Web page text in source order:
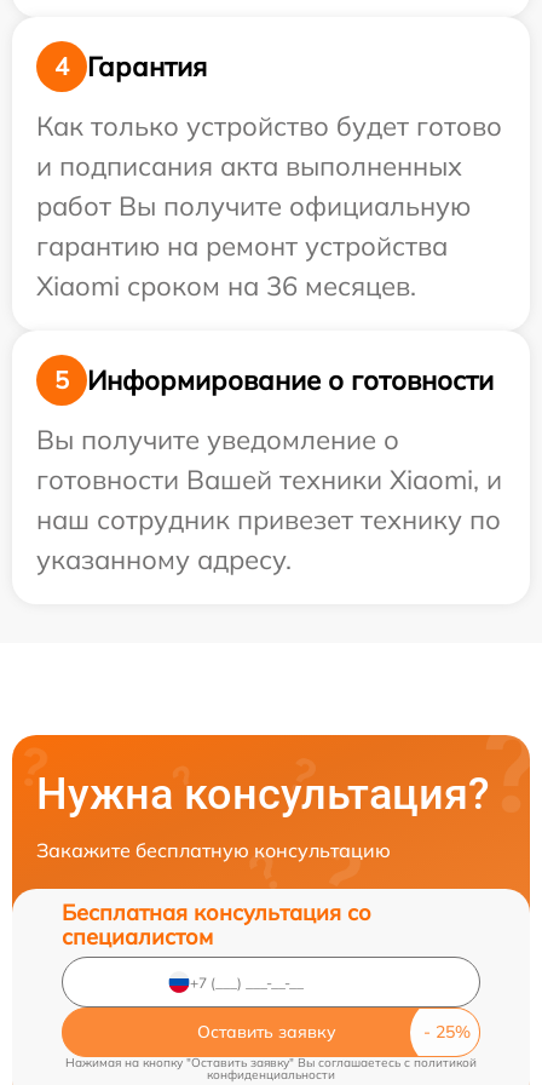
4
Гарантия
Как только устройство будет готово
и подписания акта выполненных
работ Вы получите официальную
гарантию на ремонт устройства
Xiaomi сроком на 36 месяцев.
5
Информирование о готовности
Вы получите уведомление о
готовности Вашей техники Xiaomi, и
наш сотрудник привезет технику по
указанному адресу.
Нужна консультация?
Закажите бесплатную консультацию
Бесплатная консультация со
специалистом
Оставить заявку
Нажимая на кнопку "Оставить заявку" Вы соглашаетесь cполитикой
конфиденциальности